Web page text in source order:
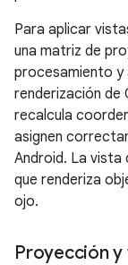
Para aplicar
una matriz de
procesamiento y
renderización de
recalcula
asignen
Android. La vista
que renderiza
ojo.
Proyección y